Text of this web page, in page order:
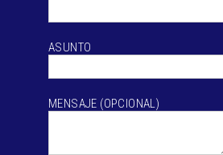
ASUNTO
MENSAJE (OPCIONAL)